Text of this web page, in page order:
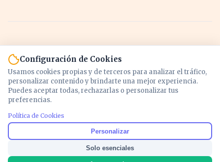
Noticias y análisis de economía, mercados,
inversión y política. Información actualizada
para entender lo que mueve tu dinero y tu
Configuración de Cookies
Usamos cookies propias y de terceros para analizar el tráfico,
personalizar contenido y brindarte una mejor experiencia.
Puedes aceptar todas, rechazarlas o personalizar tus
preferencias.
Política de Cookies
Personalizar
Solo esenciales